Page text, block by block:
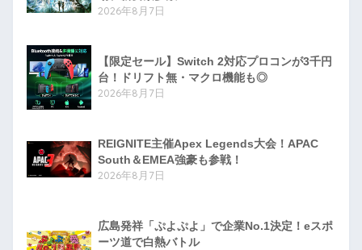
2026年8月7日
【限定セール】Switch 2対応プロコンが3千円
台！ドリフト無・マクロ機能も◎
2026年8月7日
REIGNITE主催Apex Legends大会！APAC
South＆EMEA強豪も参戦！
2026年8月7日
広島発祥「ぷよぷよ」で企業No.1決定！eスポ
ーツ道で白熱バトル